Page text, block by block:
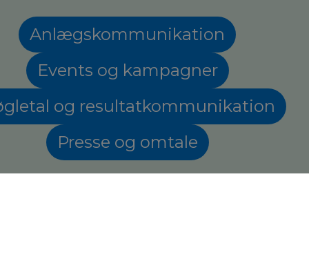
Anlægskommunikation
Events og kampagner
og resultatkommunikation
Presse og omtale